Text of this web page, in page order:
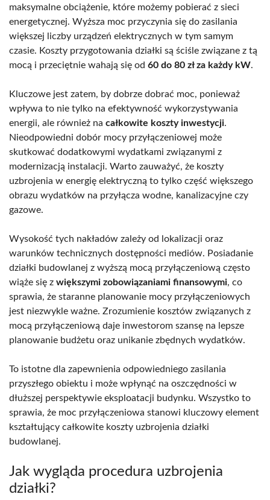
maksymalne obciążenie, które możemy pobierać z sieci
energetycznej. Wyższa moc przyczynia się do zasilania
większej liczby urządzeń elektrycznych w tym samym
czasie. Koszty przygotowania działki są ściśle związane z tą
mocą i przeciętnie wahają się od 60 do 80 zł za każdy kW.
Kluczowe jest zatem, by dobrze dobrać moc, ponieważ
wpływa to nie tylko na efektywność wykorzystywania
energii, ale również na całkowite koszty inwestycji.
Nieodpowiedni dobór mocy przyłączeniowej może
skutkować dodatkowymi wydatkami związanymi z
modernizacją instalacji. Warto zauważyć, że koszty
uzbrojenia w energię elektryczną to tylko część większego
obrazu wydatków na przyłącza wodne, kanalizacyjne czy
gazowe.
Wysokość tych nakładów zależy od lokalizacji oraz
warunków technicznych dostępności mediów. Posiadanie
działki budowlanej z wyższą mocą przyłączeniową często
wiąże się z większymi zobowiązaniami finansowymi, co
sprawia, że staranne planowanie mocy przyłączeniowych
jest niezwykle ważne. Zrozumienie kosztów związanych z
mocą przyłączeniową daje inwestorom szansę na lepsze
planowanie budżetu oraz unikanie zbędnych wydatków.
To istotne dla zapewnienia odpowiedniego zasilania
przyszłego obiektu i może wpłynąć na oszczędności w
dłuższej perspektywie eksploatacji budynku. Wszystko to
sprawia, że moc przyłączeniowa stanowi kluczowy element
kształtujący całkowite koszty uzbrojenia działki
budowlanej.
Jak wygląda procedura uzbrojenia
działki?